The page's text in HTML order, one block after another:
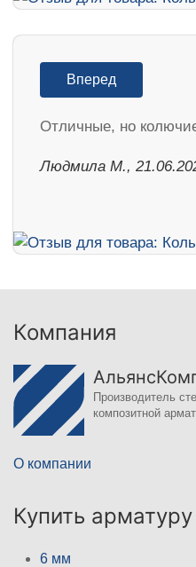
Вперед
Отличные, но
Людмила М.,
Компания
Производитель
композитной
О компании
Купить арматуру
6 мм